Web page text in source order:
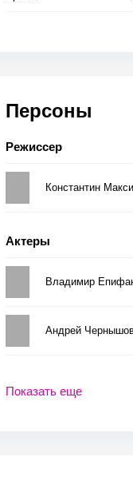
Персоны
Режиссер
Константин
Актеры
Владимир
Андрей
Показать еще